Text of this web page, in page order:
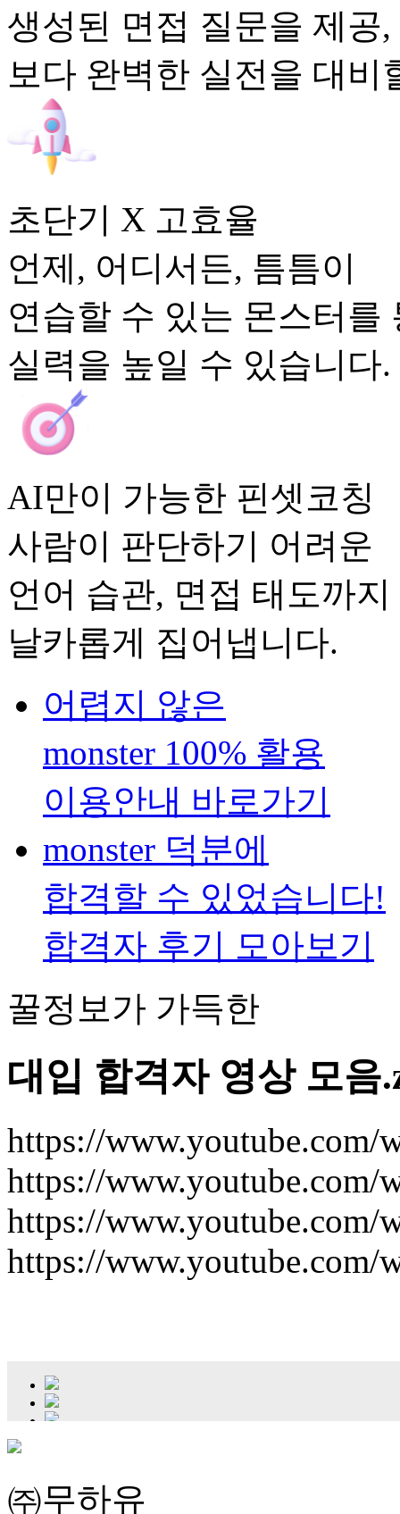
생성된 면접 질문을 제공,
보다 완벽한 실전을 대비
초단기 X 고효율
언제, 어디서든, 틈틈이
연습할 수 있는 몬스터를
실력을 높일 수 있습니다.
AI만이 가능한 핀셋코칭
사람이 판단하기 어려운
언어 습관, 면접 태도까
날카롭게 집어냅니다.
어렵지 않은
monster 100% 활용
이용안내 바로가기
monster 덕분에
합격할 수 있었습니다!
합격자 후기 모아보기
꿀정보가 가득한
대입 합격자 영상 모음
https://www.youtube.com/
https://www.youtube.com/
https://www.youtube.com/
https://www.youtube.com/
㈜무하유